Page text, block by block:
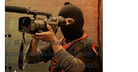
El Rebozo, Palapa Editorial,
publica este folleto del Centro de
Medios Libres. Esta es la edición